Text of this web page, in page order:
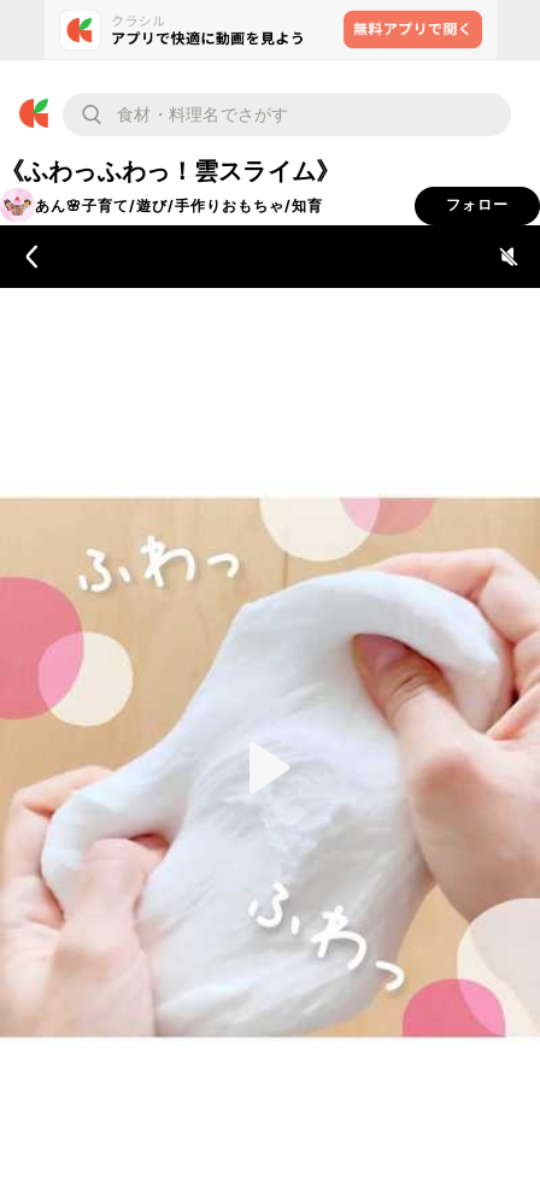
《ふわっふわっ！雲スライム》
あん🌸子育て/遊び/手作りおもちゃ/知育 フォロー